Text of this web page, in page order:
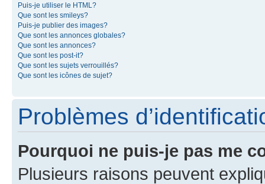
Puis-je utiliser le HTML?
Que sont les smileys?
Puis-je publier des images?
Que sont les annonces globales?
Que sont les annonces?
Que sont les post-it?
Que sont les sujets verrouillés?
Que sont les icônes de sujet?
Problèmes
Pourquoi ne puis-je pas me
Plusieurs raisons peuvent